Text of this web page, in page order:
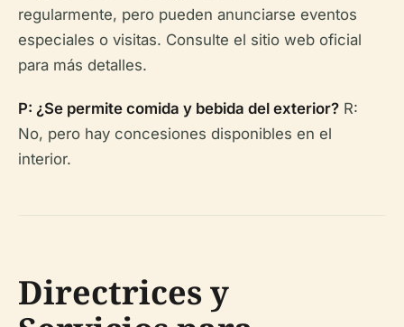
regularmente, pero pueden anunciarse eventos
especiales o visitas. Consulte el sitio web oficial
para más detalles.
P: ¿Se permite comida y bebida del exterior? R:
No, pero hay concesiones disponibles en el
interior.
Directrices y